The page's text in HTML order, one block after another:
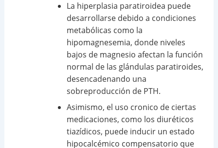
La hiperplasia paratiroidea puede
desarrollarse debido a condiciones
metabólicas como la
hipomagnesemia, donde niveles
bajos de magnesio afectan la función
normal de las glándulas paratiroides,
desencadenando una
sobreproducción de PTH.
Asimismo, el uso cronico de ciertas
medicaciones, como los diuréticos
tiazídicos, puede inducir un estado
hipocalcémico compensatorio que